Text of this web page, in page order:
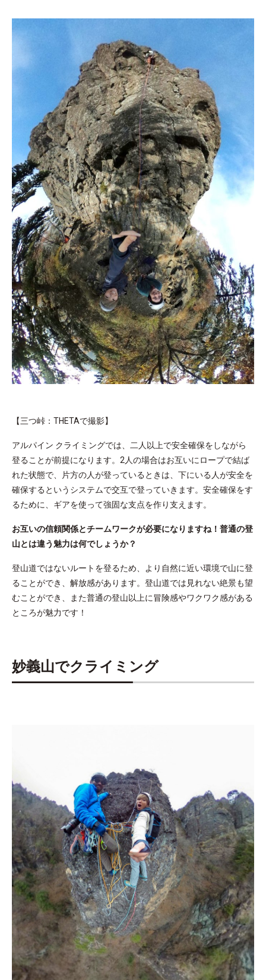
【三つ峠：THETAで撮影】
アルパイン クライミングでは、二人以上で安全確保をしながら
登ることが前提になります。2人の場合はお互いにロープで結ば
れた状態で、片方の人が登っているときは、下にいる人が安全を
確保するというシステムで交互で登っていきます。安全確保をす
るために、ギアを使って強固な支点を作り支えます。
お互いの信頼関係とチームワークが必要になりますね！普通の登
山とは違う魅力は何でしょうか？
登山道ではないルートを登るため、より自然に近い環境で山に登
ることができ、解放感があります。登山道では見れない絶景も望
むことができ、また普通の登山以上に冒険感やワクワク感がある
ところが魅力です！
妙義山でクライミング